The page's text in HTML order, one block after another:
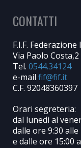
CONTATTI
F.I.F.
Via Paolo Costa,2
Tel. 0544.34124
e-mail
C.F. 92048360397
Orari segreteria:
dal lunedì al
dalle ore 9:30 alle
e dalle ore 15:00